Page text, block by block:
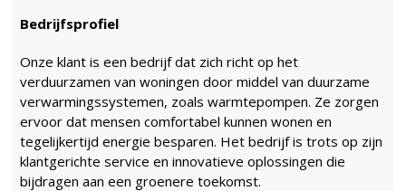
Bedrijfsprofiel
Onze klant is een bedrijf dat zich richt op het
verduurzamen van woningen door middel van duurzame
verwarmingssystemen, zoals warmtepompen. Ze zorgen
ervoor dat mensen comfortabel kunnen wonen en
tegelijkertijd energie besparen. Het bedrijf is trots op zijn
klantgerichte service en innovatieve oplossingen die
bijdragen aan een groenere toekomst.